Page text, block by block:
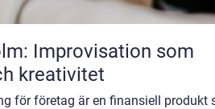
Improvisation som
kreativitet
för företag är en finansiell produkt